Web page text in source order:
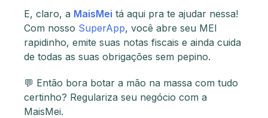
E, claro, a MaisMei tá aqui pra te ajudar nessa!
Com nosso SuperApp, você abre seu MEI
rapidinho, emite suas notas fiscais e ainda cuida
de todas as suas obrigações sem pepino.
💬 Então bora botar a mão na massa com tudo
certinho? Regulariza seu negócio com a
MaisMei.